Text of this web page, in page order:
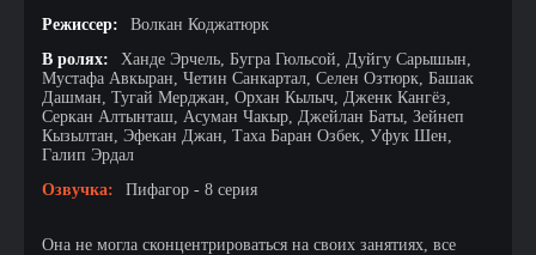
Режиссер:
Волкан Коджатюрк
В ролях:
Ханде Эрчель, Бугра Гюльсой, Дуйгу Сарышын,
Мустафа Авкыран, Четин Санкартал, Селен Озтюрк, Башак
Дашман, Тугай Мерджан, Орхан Кылыч, Дженк Кангёз,
Серкан Алтынташ, Асуман Чакыр, Джейлан Баты, Зейнеп
Кызылтан, Эфекан Джан, Таха Баран Озбек, Уфук Шен,
Галип Эрдал
Озвучка:
Пифагор - 8 серия
Она не могла сконцентрироваться на своих занятиях, все